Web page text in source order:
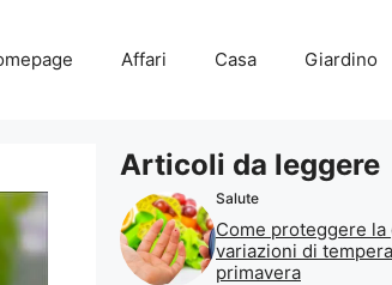
Affari Casa Giardino
Articoli da leggere
Salute
Come proteggere la
variazioni di
primavera